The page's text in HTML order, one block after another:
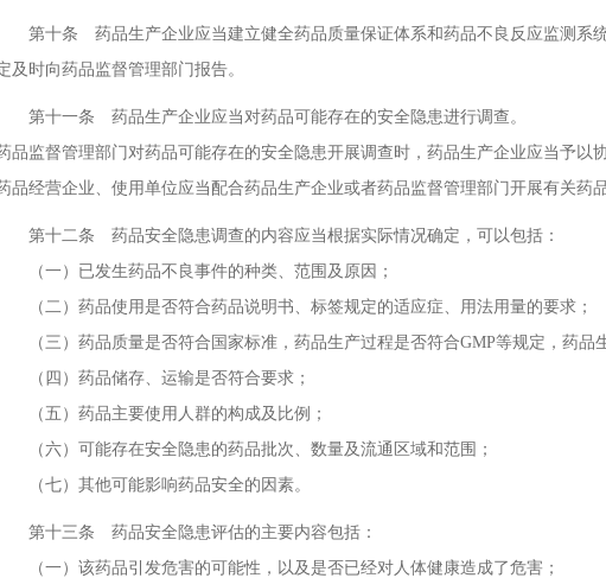
第十条 药品生产企业应当建立健全药品质量保证体系和药品不良反应监测系
及时向药品监督管理部门报告。
第十一条 药品生产企业应当对药品可能存在的安全隐患进行调查。
品监督管理部门对药品可能存在的安全隐患开展调查时，药品生产企业应当予以协
品经营企业、使用单位应当配合药品生产企业或者药品监督管理部门开展有关药
第十二条 药品安全隐患调查的内容应当根据实际情况确定，可以包括：
（一）已发生药品不良事件的种类、范围及原因；
（二）药品使用是否符合药品说明书、标签规定的适应症、用法用量的要求；
（三）药品质量是否符合国家标准，药品生产过程是否符合GMP等规定，药品
（四）药品储存、运输是否符合要求；
（五）药品主要使用人群的构成及比例；
（六）可能存在安全隐患的药品批次、数量及流通区域和范围；
（七）其他可能影响药品安全的因素。
第十三条 药品安全隐患评估的主要内容包括：
（一）该药品引发危害的可能性，以及是否已经对人体健康造成了危害；